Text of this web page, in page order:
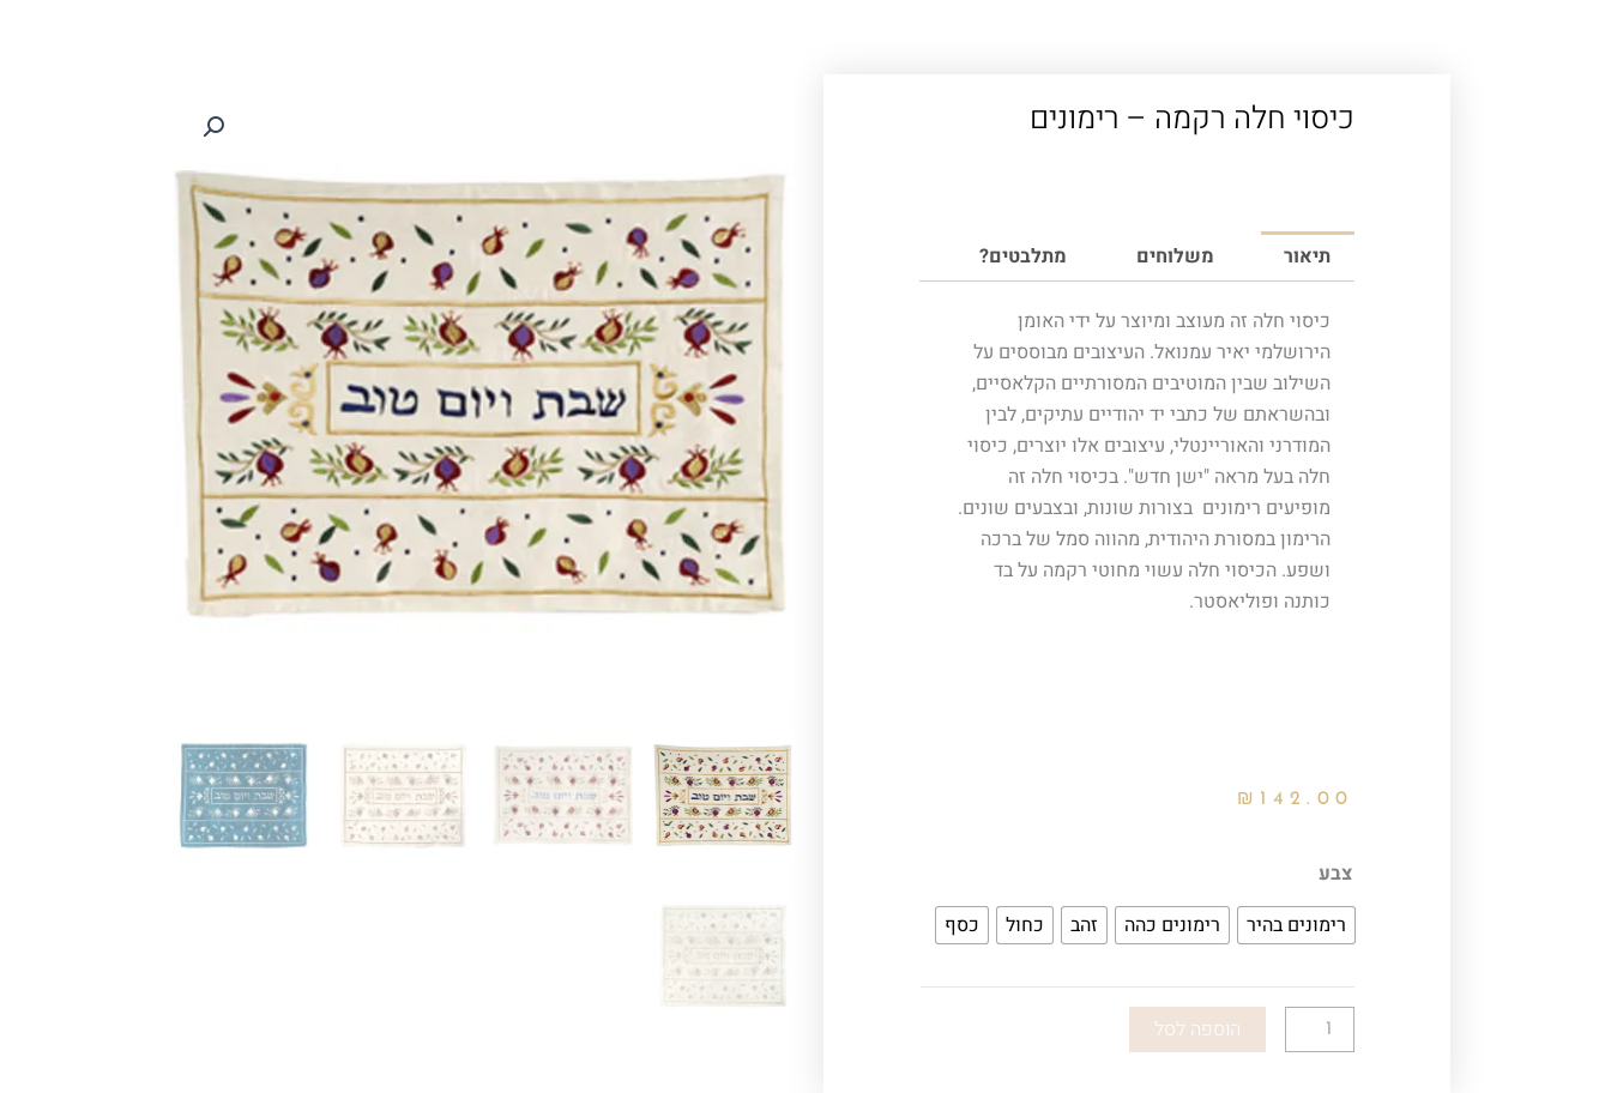
כיסוי חלה רקמה – רימונים
תיאור משלוחים מתלבטים?
כיסוי חלה זה מעוצב ומיוצר על ידי האומן
הירושלמי יאיר עמנואל. העיצובים מבוססים על
השילוב שבין המוטיבים המסורתיים הקלאסיים,
ובהשראתם של כתבי יד יהודיים עתיקים, לבין
המודרני והאוריינטלי, עיצובים אלו יוצרים, כיסוי
חלה בעל מראה "ישן חדש". בכיסוי חלה זה
מופיעים רימונים בצורות שונות, ובצבעים שונים.
הרימון במסורת היהודית, מהווה סמל של ברכה
ושפע. הכיסוי חלה עשוי מחוטי רקמה על בד
כותנה ופוליאסטר.
₪ 142.00
צבע
רימונים בהיר
רימונים כהה זהב כחול כסף
כמות
של
כיסוי
רקמה
רימונים
הוספה לסל